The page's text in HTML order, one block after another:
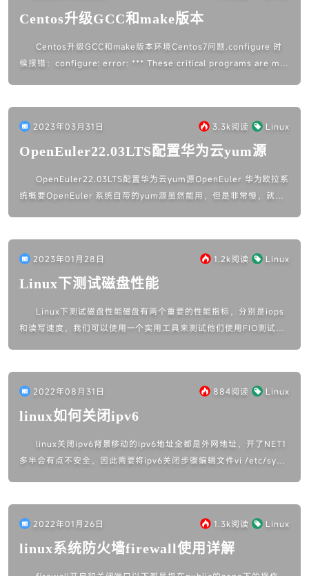
Centos升级GCC和make版本
Centos升级GCC和make版本环境Centos7问题.configure 时
候报错：configure: error: *** These critical programs are m
2023年03月31日 3.3k阅读 Linux
OpenEuler22.03LTS配置华为云yum源
OpenEuler22.03LTS配置华为云yum源OpenEuler 华为欧拉系
统概要OpenEuler 系统自带的yum源虽然能用，但是非常慢，就几
2023年01月28日 1.2k阅读 Linux
Linux下测试磁盘性能
Linux下测试磁盘性能磁盘有两个重要的性能指标，分别是iops
和读写速度，我们可以使用一个实用工具来测试他们使用FIO测试磁
2022年08月31日 884阅读 Linux
linux如何关闭ipv6
linux关闭ipv6背景移动的ipv6地址全都是外网地址，开了NET1
多半会有点不安全，因此需要将ipv6关闭步骤编辑文件vi /etc/sysct
2022年01月26日 1.3k阅读 Linux
linux系统防火墙firewall使用详解